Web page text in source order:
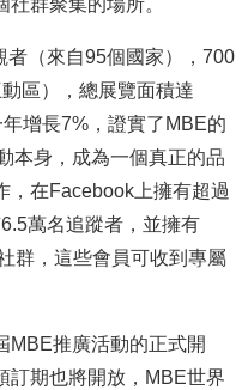
者（來自95個國家），700
區），總展覽面積達
增長7%，證實了MBE的
本身，成為一個真正的品
，在Facebook上擁有超過
萬名追蹤者，並擁有
群，這些會員可收到專屬
MBE推廣活動的正式開
訂期也將開放，MBE世界